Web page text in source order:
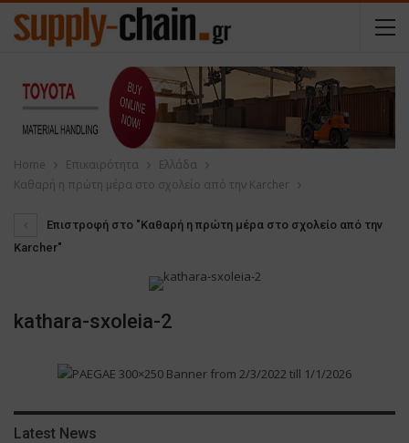
Home Επικαιρότητα
Ελλάδα
Καθαρή η πρώτη μέρα στο σχολείο από την Karcher
Επιστροφή στο "Καθαρή η πρώτη μέρα στο σχολείο από την
Karcher"
kathara-sxoleia-2
Latest News